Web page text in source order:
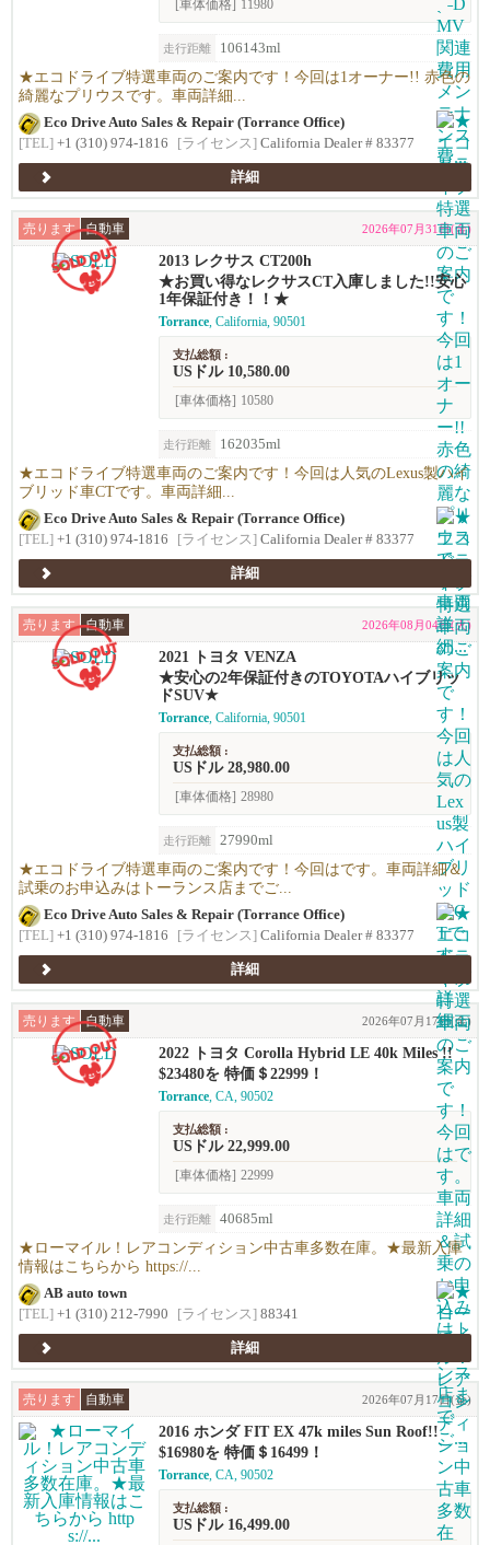
[車体価格] 11980
走行距離 106143ml
★エコドライブ特選車両のご案内です！今回は1オーナー!! 赤色の
綺麗なプリウスです。車両詳細...
Eco Drive Auto Sales & Repair (Torrance Office)
[TEL] +1 (310) 974-1816 [ライセンス] California Dealer # 83377
詳細
売ります 自動車 2026年07月31日(金)
2013 レクサス CT200h
★お買い得なレクサスCT入庫しました!!安心
1年保証付き！！★
Torrance, California, 90501
支払総額 :
USドル 10,580.00
[車体価格] 10580
走行距離 162035ml
★エコドライブ特選車両のご案内です！今回は人気のLexus製ハイ
ブリッド車CTです。車両詳細...
Eco Drive Auto Sales & Repair (Torrance Office)
[TEL] +1 (310) 974-1816 [ライセンス] California Dealer # 83377
詳細
売ります 自動車 2026年08月04日(火)
2021 トヨタ VENZA
★安心の2年保証付きのTOYOTAハイブリッ
ドSUV★
Torrance, California, 90501
支払総額 :
USドル 28,980.00
[車体価格] 28980
走行距離 27990ml
★エコドライブ特選車両のご案内です！今回はです。車両詳細＆
試乗のお申込みはトーランス店までご...
Eco Drive Auto Sales & Repair (Torrance Office)
[TEL] +1 (310) 974-1816 [ライセンス] California Dealer # 83377
詳細
売ります 自動車 2026年07月17日(金)
2022 トヨタ Corolla Hybrid LE 40k Miles !!
$23480を 特価＄22999！
Torrance, CA, 90502
支払総額 :
USドル 22,999.00
[車体価格] 22999
走行距離 40685ml
★ローマイル！レアコンディション中古車多数在庫。★最新入庫
情報はこちらから https://...
AB auto town
[TEL] +1 (310) 212-7990 [ライセンス] 88341
詳細
売ります 自動車 2026年07月17日(金)
2016 ホンダ FIT EX 47k miles Sun Roof!!
$16980を 特価＄16499！
Torrance, CA, 90502
支払総額 :
USドル 16,499.00